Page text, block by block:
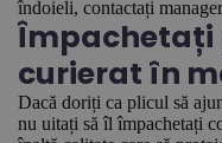
îndoieli, contactați
Împachetați
curierat în
Dacă doriți ca plicul să
nu uitați să îl împachetați